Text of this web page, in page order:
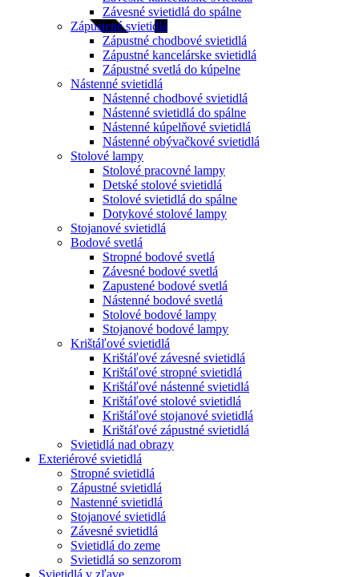
Závesné svietidlá do spálne
Zápustené svietidlá
Zápustné chodbové svietidlá
Zápustné kancelárske svietidlá
Zápustné svetlá do kúpelne
Nástenné svietidlá
Nástenné chodbové svietidlá
Nástenné svietidlá do spálne
Nástenné kúpelňové svietidlá
Nástenné obývačkové svietidlá
Stolové lampy
Stolové pracovné lampy
Detské stolové svietidlá
Stolové svietidlá do spálne
Dotykové stolové lampy
Stojanové svietidlá
Bodové svetlá
Stropné bodové svetlá
Závesné bodové svetlá
Zapustené bodové svetlá
Nástenné bodové svetlá
Stolové bodové lampy
Stojanové bodové lampy
Krištáľové svietidlá
Krištáľové závesné svietidlá
Krištáľové stropné svietidlá
Krištáľové nástenné svietidlá
Krištáľové stolové svietidlá
Krištáľové stojanové svietidlá
Krištáľové zápustné svietidlá
Svietidlá nad obrazy
Exteriérové svietidlá
Stropné svietidlá
Zápustné svietidlá
Nastenné svietidlá
Stojanové svietidlá
Závesné svietidlá
Svietidlá do zeme
Svietidlá so senzorom
Svietidlá v zľave